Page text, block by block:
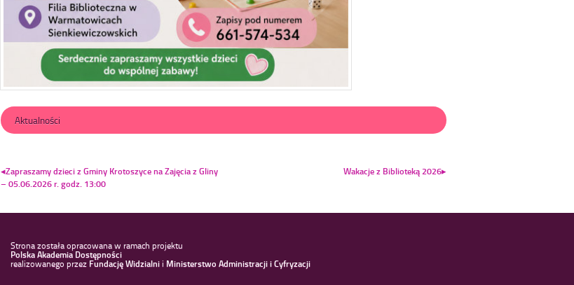
Aktualności
wpisu
Zapraszamy dzieci z Gminy Krotoszyce na Zajęcia z Gliny
– 05.06.2026 r. godz. 13:00
Wakacje z Biblioteką 2026
Strona została opracowana w ramach projektu
Polska Akademia Dostępności
realizowanego przez Fundację Widzialnii Ministerstwo Administracji i Cyfryzacji